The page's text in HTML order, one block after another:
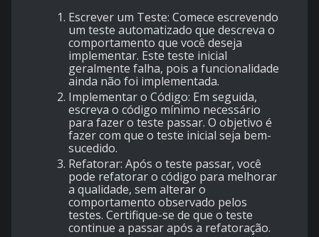
Escrever um Teste: Comece escrevendo
um teste automatizado que descreva o
comportamento que você deseja
implementar. Este teste inicial
geralmente falha, pois a funcionalidade
ainda não foi implementada.
Implementar o Código: Em seguida,
escreva o código mínimo necessário
para fazer o teste passar. O objetivo é
fazer com que o teste inicial seja bem-
sucedido.
Refatorar: Após o teste passar, você
pode refatorar o código para melhorar
a qualidade, sem alterar o
comportamento observado pelos
testes. Certifique-se de que o teste
continue a passar após a refatoração.